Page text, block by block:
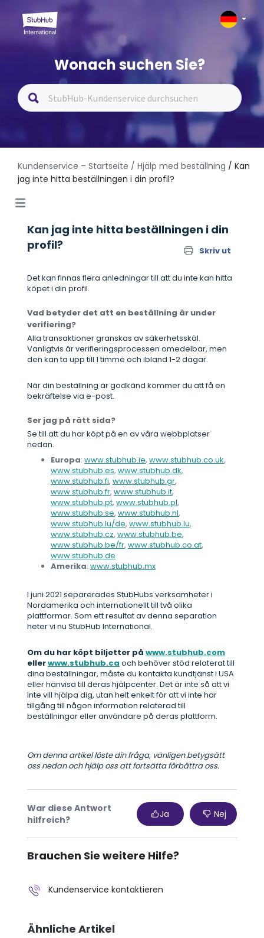
Wonach suchen Sie?
Kundenservice – Startseite / Hjälp med beställning / Kan
jag inte hitta beställningen i din profil?
Kan jag inte hitta beställningen i din
profil?
Skriv ut
Det kan finnas flera anledningar till att du inte kan hitta
köpet i din profil.
Vad betyder det att en beställning är under
verifiering?
Alla transaktioner granskas av säkerhetsskäl.
Vanligtvis är verifieringsprocessen omedelbar, men
den kan ta upp till 1 timme och ibland 1-2 dagar.
När din beställning är godkänd kommer du att få en
bekräftelse via e-post.
Ser jag på rätt sida?
Se till att du har köpt på en av våra webbplatser
nedan.
Europa: www.stubhub.ie, www.stubhub.co.uk,
www.stubhub.es, www.stubhub.dk,
www.stubhub.fi, www.stubhub.gr,
www.stubhub.fr, www.stubhub.it,
www.stubhub.pt, www.stubhub.pl,
www.stubhub.se, www.stubhub.nl,
www.stubhub.lu/de, www.stubhub.lu,
www.stubhub.cz, www.stubhub.be,
www.stubhub.be/fr, www.stubhub.co.at,
www.stubhub.de
Amerika: www.stubhub.mx
I juni 2021 separerades StubHubs verksamheter i
Nordamerika och internationellt till två olika
plattformar. Som ett resultat av denna separation
heter vi nu StubHub International.
Om du har köpt biljetter på www.stubhub.com
ellerwww.stubhub.ca och behöver stöd relaterat till
dina beställningar, måste du kontakta kundtjänst i USA
eller hänvisa till deras hjälpcenter. Det är inte så att vi
inte vill hjälpa dig, utan helt enkelt för att vi inte har
tillgång till någon information relaterad till
beställningar eller användare på deras plattform.
Om denna artikel löste din fråga, vänligen betygsätt
oss nedan och hjälp oss att fortsätta förbättra oss.
War diese Antwort
hilfreich?
Ja Nej
Brauchen Sie weitere Hilfe?
Kundenservice kontaktieren
Ähnliche Artikel